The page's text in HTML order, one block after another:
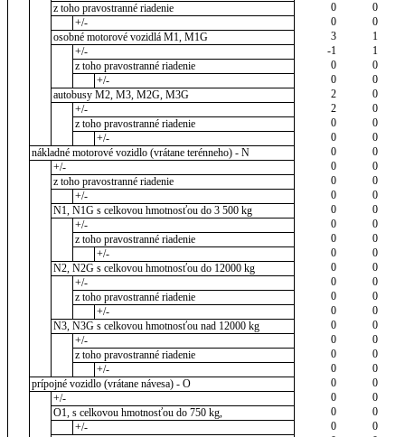
z toho pravostranné riadenie
0
0
+/-
0
0
osobné motorové vozidlá M1, M1G
3
1
+/-
-1
1
z toho pravostranné riadenie
0
0
+/-
0
0
autobusy M2, M3, M2G, M3G
2
0
+/-
2
0
z toho pravostranné riadenie
0
0
+/-
0
0
nákladné motorové vozidlo (vrátane terénneho) - N
0
0
+/-
0
0
z toho pravostranné riadenie
0
0
+/-
0
0
N1, N1G s celkovou hmotnosťou do 3 500 kg
0
0
+/-
0
0
z toho pravostranné riadenie
0
0
+/-
0
0
N2, N2G s celkovou hmotnosťou do 12000 kg
0
0
+/-
0
0
z toho pravostranné riadenie
0
0
+/-
0
0
N3, N3G s celkovou hmotnosťou nad 12000 kg
0
0
+/-
0
0
z toho pravostranné riadenie
0
0
+/-
0
0
prípojné vozidlo (vrátane návesa) - O
0
0
+/-
0
0
O1, s celkovou hmotnosťou do 750 kg,
0
0
+/-
0
0